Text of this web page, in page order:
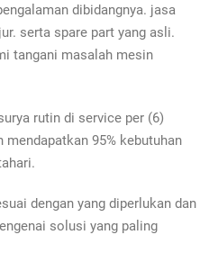
dibidangnya. jasa
serta spare part yang asli.
tangani masalah mesin
rutin di service per (6)
95% kebutuhan
dengan yang diperlukan dan
solusi yang paling